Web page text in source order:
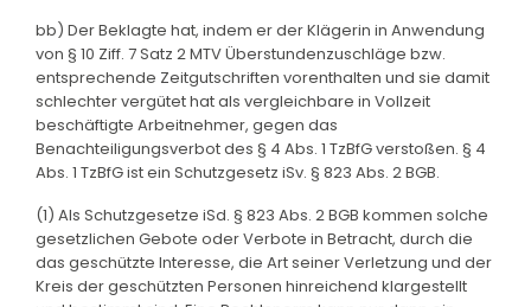
bb) Der Beklagte hat, indem er der Klägerin in Anwendung
von § 10 Ziff. 7 Satz 2 MTV Überstundenzuschläge bzw.
entsprechende Zeitgutschriften vorenthalten und sie damit
schlechter vergütet hat als vergleichbare in Vollzeit
beschäftigte Arbeitnehmer, gegen das
Benachteiligungsverbot des § 4 Abs. 1 TzBfG verstoßen. § 4
Abs. 1 TzBfG ist ein Schutzgesetz iSv. § 823 Abs. 2 BGB.
(1) Als Schutzgesetze iSd. § 823 Abs. 2 BGB kommen solche
gesetzlichen Gebote oder Verbote in Betracht, durch die
das geschützte Interesse, die Art seiner Verletzung und der
Kreis der geschützten Personen hinreichend klargestellt